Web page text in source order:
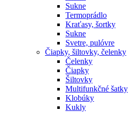
Sukne
Termoprádlo
Kraťasy, šortky
Sukne
Svetre, pulóvre
Čiapky, šiltovky, čelenky
Čelenky
Čiapky
Šiltovky
Multifunkčné šatky
Klobúky
Kukly